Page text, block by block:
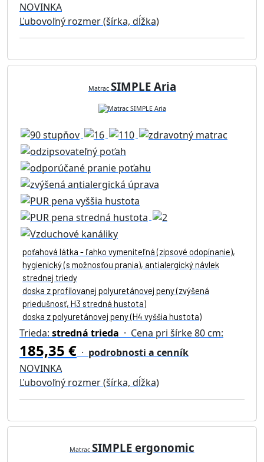
NOVINKA
Ľubovoľný rozmer (šírka, dĺžka)
Matrac SIMPLE Aria
poťahová látka - ľahko vymeniteľná (zipsové odopínanie),
hygienický (s možnosťou prania), antialergický návlek
strednej triedy
doska z profilovanej polyuretánovej peny (zvýšená
priedušnosť, H3 stredná hustota)
doska z polyuretánovej peny (H4 vyššia hustota)
Trieda: stredná trieda · Cena pri šírke 80 cm:
185,35 € · podrobnosti a cenník
NOVINKA
Ľubovoľný rozmer (šírka, dĺžka)
Matrac SIMPLE ergonomic